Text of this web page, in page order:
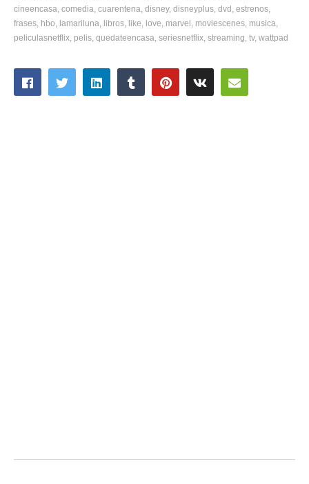
cineencasa comedia cuarentena disney disneyplus dvd estrenos
frases hbo lamariluna libros like love marvel moviescenes musica
peliculasnetflix pelis quedateencasa seriesnetflix streaming tv wattpad